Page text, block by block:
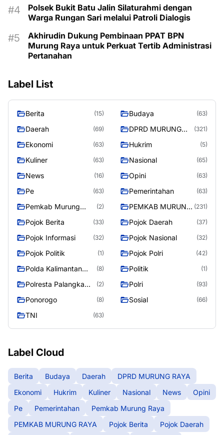
Polsek Bukit Batu Jalin Silaturahmi dengan
Warga Rungan Sari melalui Patroli Dialogis
Akhirudin Dukung Pembinaan PPAT BPN
Murung Raya untuk Perkuat Tertib Administrasi
Pertanahan
Label List
Berita (15) Budaya (63)
Daerah (69)
DPRD MURUNG
(321)
Ekonomi (63) Hukrim (5)
Kuliner (63) Nasional (65)
News (16) Opini (63)
Pe (63) Pemerintahan (63)
Pemkab Murung
(2)
PEMKAB MURUNG (231)
Pojok Berita (33) Pojok Daerah (37)
Pojok Informasi (32) Pojok Nasional (32)
Pojok Politik (1) Pojok Polri (42)
Polda Kalimantan
(8) Politik (1)
Polresta Palangka
(2) Polri (93)
Ponorogo (8) Sosial (66)
TNI (63)
Label Cloud
Berita Budaya Daerah
DPRD MURUNG RAYA
Ekonomi
Hukrim Kuliner Nasional News
Opini
Pe
Pemerintahan
Pemkab Murung Raya
PEMKAB MURUNG RAYA
Pojok Berita
Pojok Daerah